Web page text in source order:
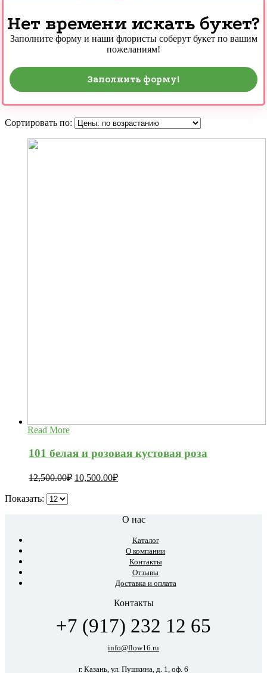
Нет времени искать букет?
Заполните форму и наши флористы соберут букет по вашим
пожеланиям!
Заполнить форму!
Сортировать по:
Read More
101 белая и розовая кустовая роза
12,500.00₽ 10,500.00₽
Показать:
О нас
Каталог
О компании
Контакты
Отзывы
Доставка и оплата
Контакты
+7 (917) 232 12 65
info@flow16.ru
г. Казань, ул. Пушкина, д. 1, оф. 6